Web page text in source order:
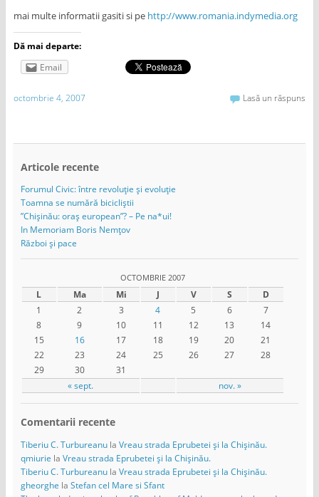
mai multe informatii gasiti si pe http://www.romania.indymedia.org
Dă mai departe:
Email
octombrie 4, 2007 Lasă un răspuns
Articole recente
Forumul Civic: între revoluție și evoluție
Toamna se numără bicicliștii
”Chișinău: oraș european”? – Pe na*ui!
In Memoriam Boris Nemțov
Război și pace
OCTOMBRIE 2007
L Ma Mi J V S D
« sept. nov. »
1 2 3 4 5 6
7
8
9 10 11 12 13
14
15
16 17 18 19 20
21
22
23 24 25 26 27
28
29
30 31
Comentarii recente
Tiberiu C. Turbureanula Vreau strada Eprubetei și la Chișinău.
qmiurie la Vreau strada Eprubetei și la Chișinău.
Tiberiu C. Turbureanula Vreau strada Eprubetei și la Chișinău.
gheorghe la Stefan cel Mare si Sfant